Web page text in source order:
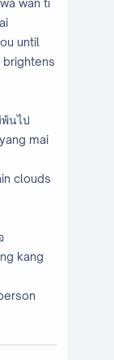
wan ti
until
นไป
mai
clouds
kang